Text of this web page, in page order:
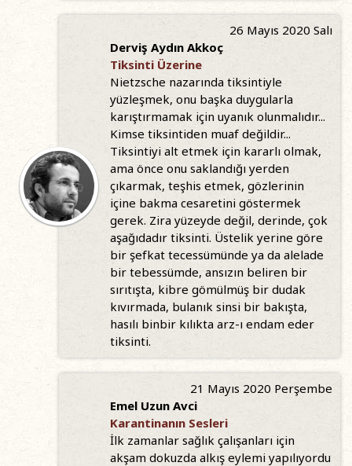
26 Mayıs 2020 Salı
Derviş Aydın Akkoç
Tiksinti Üzerine
Nietzsche nazarında tiksintiyle
yüzleşmek, onu başka duygularla
karıştırmamak için uyanık olunmalıdır...
Kimse tiksintiden muaf değildir...
Tiksintiyi alt etmek için kararlı olmak,
ama önce onu saklandığı yerden
çıkarmak, teşhis etmek, gözlerinin
içine bakma cesaretini göstermek
gerek. Zira yüzeyde değil, derinde, çok
aşağıdadır tiksinti. Üstelik yerine göre
bir şefkat tecessümünde ya da alelade
bir tebessümde, ansızın beliren bir
sırıtışta, kibre gömülmüş bir dudak
kıvırmada, bulanık sinsi bir bakışta,
hasılı binbir kılıkta arz-ı endam eder
tiksinti.
21 Mayıs 2020 Perşembe
Emel Uzun Avci
Karantinanın Sesleri
İlk zamanlar sağlık çalışanları için
akşam dokuzda alkış eylemi yapılıyordu